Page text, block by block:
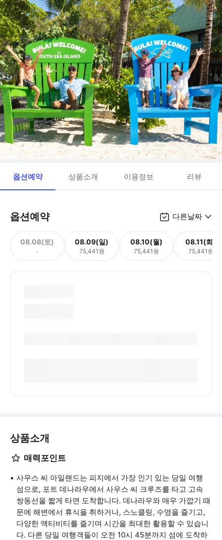
옵션예약 상품소개 이용정보 리뷰
옵션예약 다른날짜
08.08(토)
-
08.09(일)
75,441원
08.10(월)
75,441원
08.11(화)
75,441원
상품소개
매력포인트
사우스 씨 아일랜드는 피지에서 가장 인기 있는 당일 여행
섬으로, 포트 데나라우에서 사우스 씨 크루즈를 타고 고속
쌍동선을 짧게 타면 도착합니다. 데나라우와 매우 가깝기 때
문에 해변에서 휴식을 취하거나, 스노클링, 수영을 즐기고,
다양한 액티비티를 즐기며 시간을 최대한 활용할 수 있습니
다. 다른 당일 여행객들이 오전 10시 45분까지 섬에 도착하